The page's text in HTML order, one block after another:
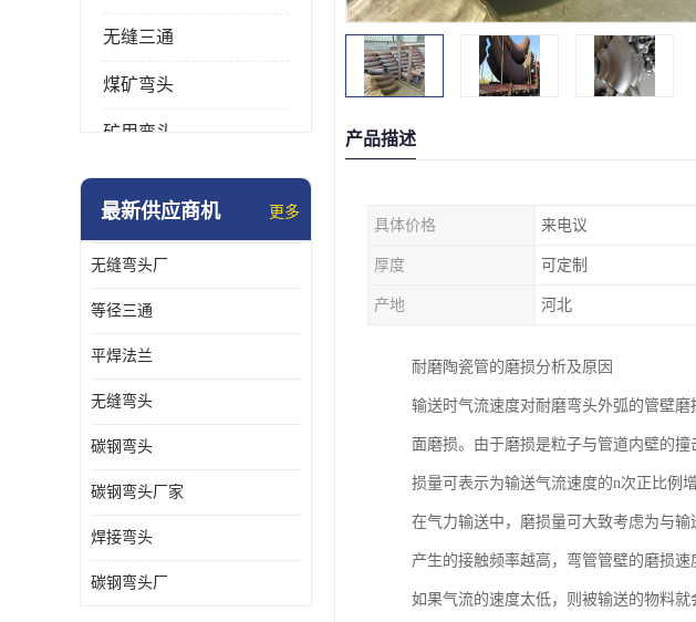
无缝三通
煤矿弯头
矿用弯头
冲压弯头
热压弯头
镀锌弯头
最新供应商机 更多
无缝弯头厂
等径三通
平焊法兰
无缝弯头
碳钢弯头
碳钢弯头厂家
焊接弯头
碳钢弯头厂
产品描述
具体价格 来电议
厚度 可定制
产地 河北
耐磨陶瓷管的磨损分析及原因
输送时气流速度对耐磨弯头外弧的管壁
面磨损。由于磨损是粒子与管道内壁的
损量可表示为输送气流速度的n次正比例增
在气力输送中，磨损量可大致考虑为与
产生的接触频率越高，弯管管壁的磨损
如果气流的速度太低，则被输送的物料